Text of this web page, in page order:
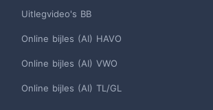
Uitlegvideo's BB
Online bijles (AI) HAVO
Online bijles (AI) VWO
Online bijles (AI) TL/GL